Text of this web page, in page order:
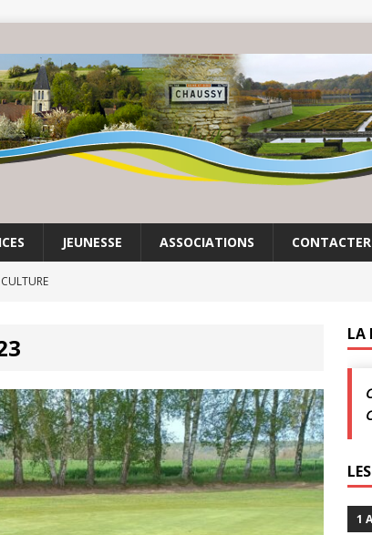
JEUNESSE ASSOCIATIONS CONTACTER
CULTURE
| Villarceaux | 1 août
| 26 juillet | Villarceaux ACTUALITÉS
ACTUALITÉS DE LA COMMUNE
LA
1